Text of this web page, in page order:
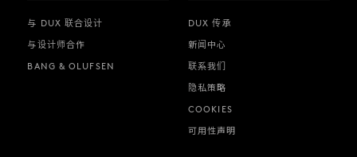
与 DUX 联合设计
与设计师合作
BANG & OLUFSEN
DUX 传承
新闻中心
联系我们
隐私策略
COOKIES
可用性声明